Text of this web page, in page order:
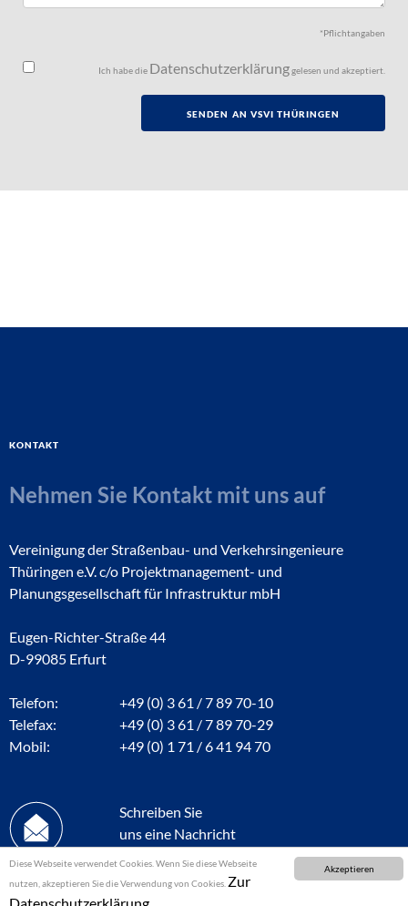
Akzeptieren
Diese Webseite verwendet Cookies. Wenn Sie diese Webseite
nutzen, akzeptieren Sie die Verwendung von Cookies. Zur
*Pflichtangaben
Ich habe die Datenschutzerklärunggelesen und akzeptiert.
Kontakt
Nehmen Sie Kontakt mit uns auf
Vereinigung der Straßenbau- und Verkehrsingenieure
Thüringen e.V. c/o Projektmanagement- und
Planungsgesellschaft für Infrastruktur mbH
Eugen-Richter-Straße 44
D-99085 Erfurt
Telefon:
+49 (0) 3 61 / 7 89 70-10
Telefax:
+49 (0) 3 61 / 7 89 70-29
Mobil:
+49 (0) 1 71 / 6 41 94 70
Schreiben Sie
uns eine Nachricht